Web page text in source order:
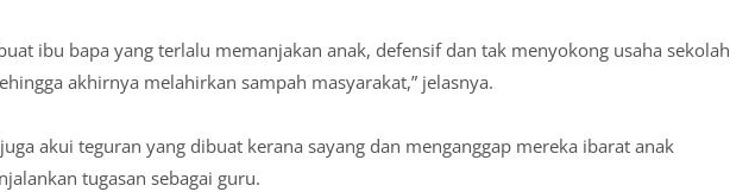
ibu bapa yang terlalu memanjakan anak, defensif dan tak menyokong usaha sekolah
akhirnya melahirkan sampah masyarakat,” jelasnya.
akui teguran yang dibuat kerana sayang dan menganggap mereka ibarat anak
tugasan sebagai guru.